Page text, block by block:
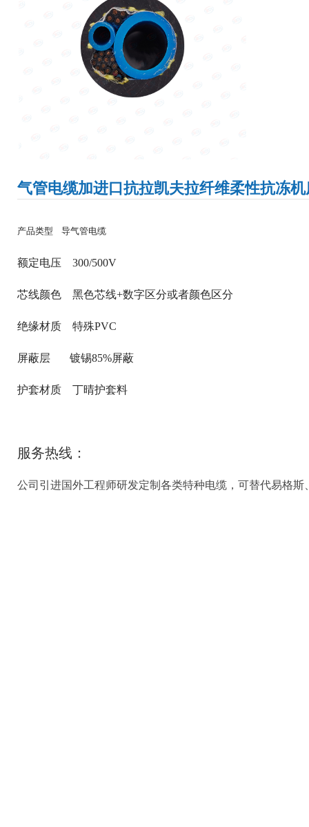
气管电缆加进口抗拉凯夫拉纤维柔性抗冻
产品类型 导气管电缆
额定电压 300/500V
芯线颜色 黑色芯线+数字区分或者颜色区分
绝缘材质 特殊PVC
屏蔽层 镀锡85%屏蔽
护套材质 丁晴护套料
服务热线：
公司引进国外工程师研发定制各类特种电缆，可替代易格